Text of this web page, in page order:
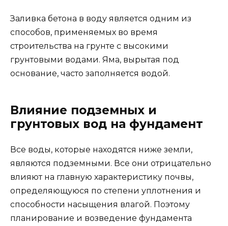
Заливка бетона в воду является одним из
способов, применяемых во время
строительства на грунте с высокими
грунтовыми водами. Яма, вырытая под
основание, часто заполняется водой.
Влияние подземных и
грунтовых вод на фундамент
Все воды, которые находятся ниже земли,
являются подземными. Все они отрицательно
влияют на главную характеристику почвы,
определяющуюся по степени уплотнения и
способности насыщения влагой. Поэтому
планирование и возведение фундамента